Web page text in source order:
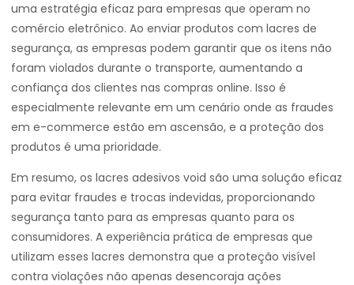
uma estratégia eficaz para empresas que operam no
comércio eletrônico. Ao enviar produtos com lacres de
segurança, as empresas podem garantir que os itens não
foram violados durante o transporte, aumentando a
confiança dos clientes nas compras online. Isso é
especialmente relevante em um cenário onde as fraudes
em e-commerce estão em ascensão, e a proteção dos
produtos é uma prioridade.
Em resumo, os lacres adesivos void são uma solução eficaz
para evitar fraudes e trocas indevidas, proporcionando
segurança tanto para as empresas quanto para os
consumidores. A experiência prática de empresas que
utilizam esses lacres demonstra que a proteção visível
contra violações não apenas desencoraja ações